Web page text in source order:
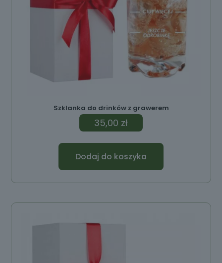
Szklanka do drinków z grawerem
35,00 zł
Dodaj do koszyka